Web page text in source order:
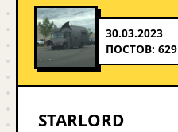
30.03.2023
ПОСТОВ: 629
STARLORD